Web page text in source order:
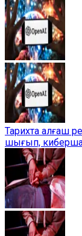
Тарихта алғаш
шығып,